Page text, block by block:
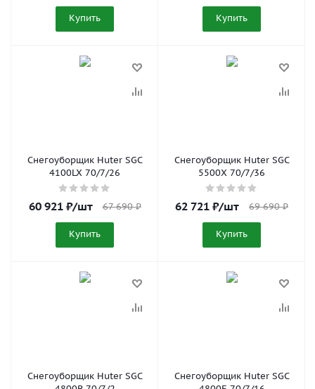
Купить Купить
Снегоуборщик Huter SGC
4100LX 70/7/26
60 921₽/шт 67 690₽
Купить
Снегоуборщик Huter SGC
5500X 70/7/36
62 721 ₽/шт 69 690₽
Купить
Снегоуборщик Huter SGC
Снегоуборщик Huter SGC